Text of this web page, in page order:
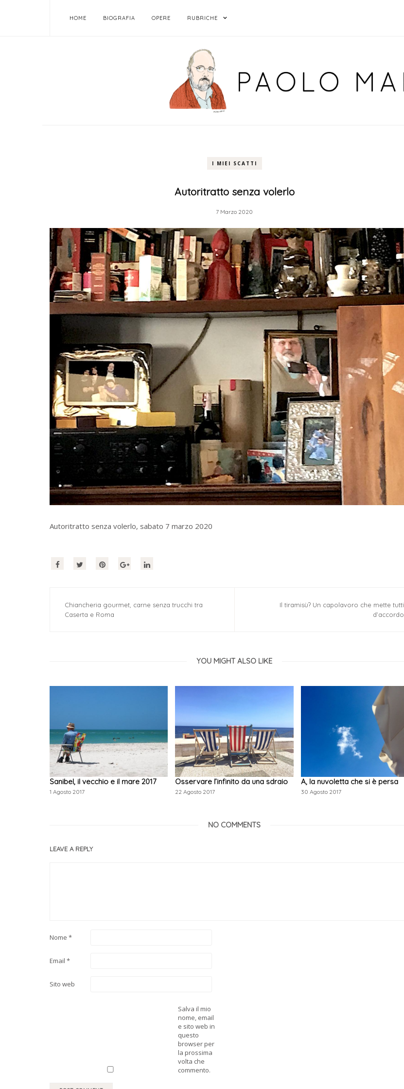
HOME BIOGRAFIA OPERE RUBRICHE
I MIEI SCATTI
Autoritratto senza volerlo
7 Marzo 2020
Autoritratto senza volerlo, sabato 7 marzo 2020
Chiancheria gourmet, carne senza trucchi tra
Caserta e Roma
Il tiramisù? Un capolavoro che mette tutti
d’accordo
YOU MIGHT ALSO LIKE
Sanibel, il vecchio e il mare 2017
1 Agosto 2017
Osservare l’infinito da una sdraio
22 Agosto 2017
A, la nuvoletta che si è persa
30 Agosto 2017
NO COMMENTS
LEAVE A REPLY
Nome *
Email *
Sito web
Salva il mio
nome, email
e sito web in
questo
browser per
la prossima
volta che
commento.